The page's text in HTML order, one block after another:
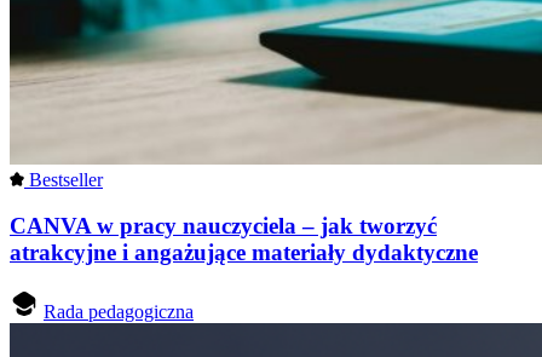
Bestseller
CANVA w pracy nauczyciela – jak tworzyć
atrakcyjne i angażujące materiały dydaktyczne
Rada pedagogiczna